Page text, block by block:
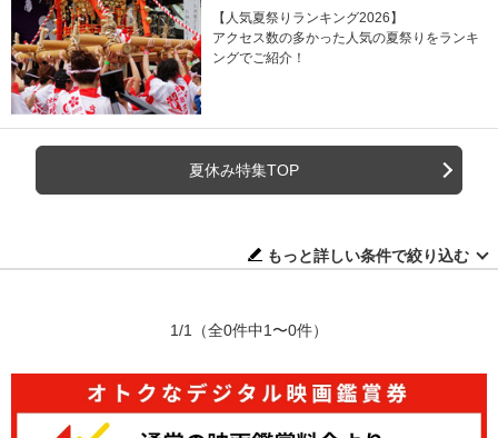
【人気夏祭りランキング2026】
アクセス数の多かった人気の夏祭りをランキ
ングでご紹介！
夏休み特集TOP
もっと詳しい条件で絞り込む
1/1 （全0件中1〜0件）